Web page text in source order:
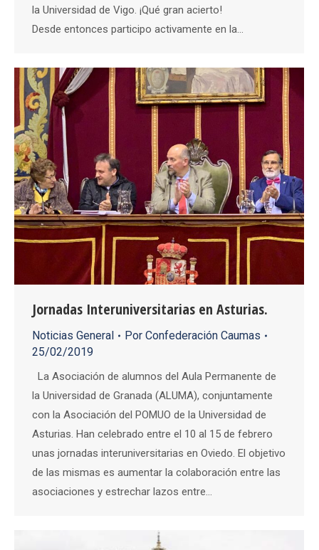
la Universidad de Vigo. ¡Qué gran acierto!
Desde entonces participo activamente en la…
Jornadas Interuniversitarias en Asturias.
Noticias General Por Confederación Caumas
25/02/2019
La Asociación de alumnos del Aula Permanente de
la Universidad de Granada (ALUMA), conjuntamente
con la Asociación del POMUO de la Universidad de
Asturias. Han celebrado entre el 10 al 15 de febrero
unas jornadas interuniversitarias en Oviedo. El objetivo
de las mismas es aumentar la colaboración entre las
asociaciones y estrechar lazos entre…